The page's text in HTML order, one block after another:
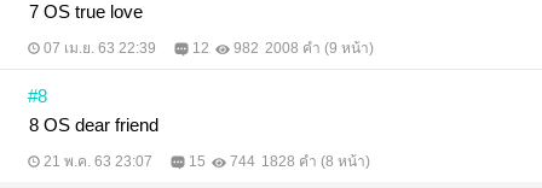
7 OS true love
07 เม.ย. 63 22:39 12 982 2008 คำ (9 หน้า)
#8
8 OS dear friend
21 พ.ค. 63 23:07 15 744 1828 คำ (8 หน้า)